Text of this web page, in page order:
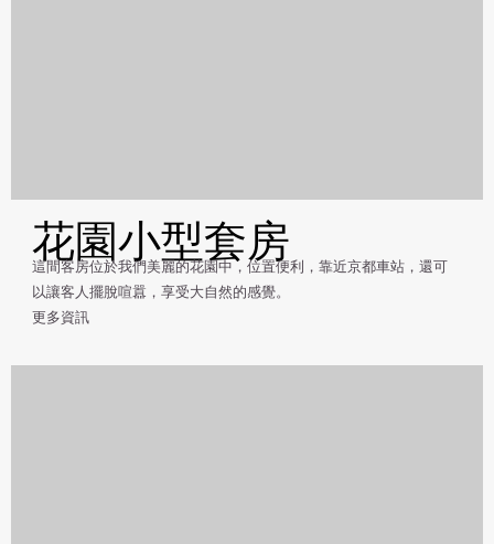
花園小型套房
這間客房位於我們美麗的花園中，位置便利，靠近京都車站，還可
以讓客人擺脫喧囂，享受大自然的感覺。
更多資訊